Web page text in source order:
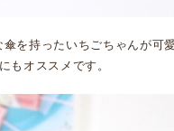
傘を持ったいちごちゃんが可
もオススメです。